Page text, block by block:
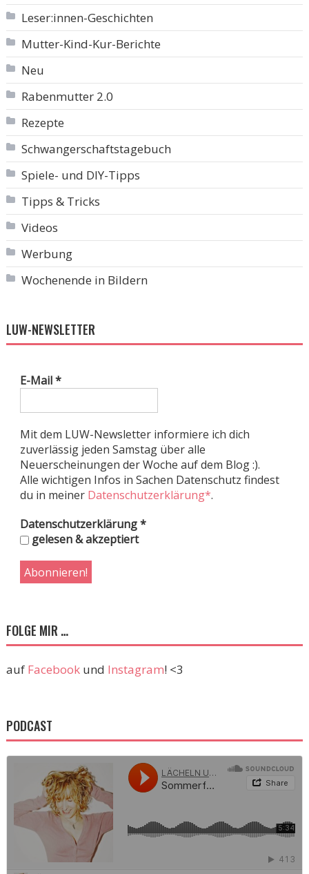
Leser:innen-Geschichten
Mutter-Kind-Kur-Berichte
Neu
Rabenmutter 2.0
Rezepte
Schwangerschaftstagebuch
Spiele- und DIY-Tipps
Tipps & Tricks
Videos
Werbung
Wochenende in Bildern
LUW-NEWSLETTER
E-Mail*
Mit dem LUW-Newsletter informiere ich dich
zuverlässig jeden Samstag über alle
Neuerscheinungen der Woche auf dem Blog :).
Alle wichtigen Infos in Sachen Datenschutz findest
du in meiner Datenschutzerklärung*.
Datenschutzerklärung*
gelesen & akzeptiert
FOLGE MIR …
auf Facebookund Instagram! <3
PODCAST